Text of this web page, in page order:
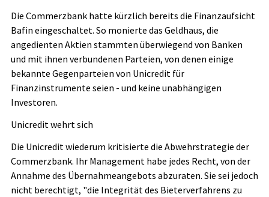
Die Commerzbank hatte kürzlich bereits die Finanzaufsicht
Bafin eingeschaltet. So monierte das Geldhaus, die
angedienten Aktien stammten überwiegend von Banken
und mit ihnen verbundenen Parteien, von denen einige
bekannte Gegenparteien von Unicredit für
Finanzinstrumente seien - und keine unabhängigen
Investoren.
Unicredit wehrt sich
Die Unicredit wiederum kritisierte die Abwehrstrategie der
Commerzbank. Ihr Management habe jedes Recht, von der
Annahme des Übernahmeangebots abzuraten. Sie sei jedoch
nicht berechtigt, "die Integrität des Bieterverfahrens zu